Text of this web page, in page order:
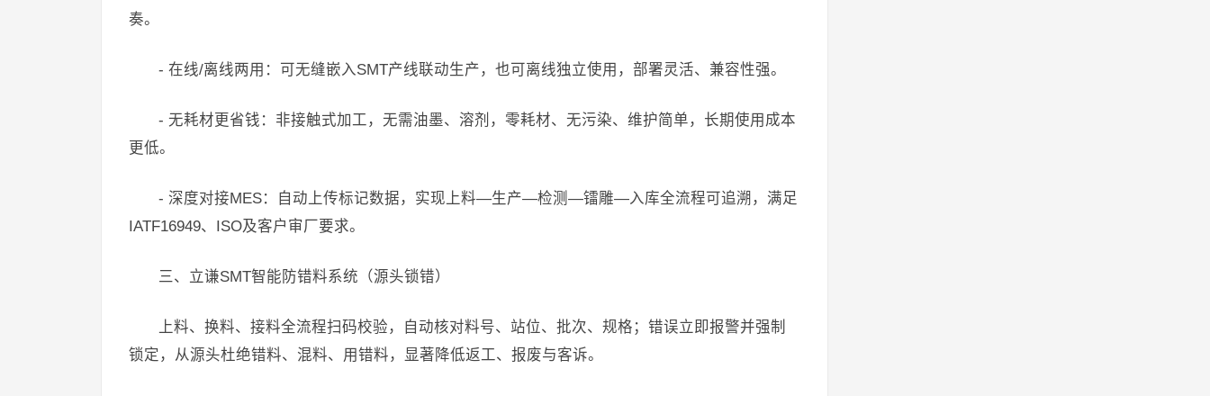
奏。
- 在线/离线两用：可无缝嵌入SMT产线联动生产，也可离线独立使用，部署灵活、兼容性强。
- 无耗材更省钱：非接触式加工，无需油墨、溶剂，零耗材、无污染、维护简单，长期使用成本
更低。
- 深度对接MES：自动上传标记数据，实现上料—生产—检测—镭雕—入库全流程可追溯，满足
IATF16949、ISO及客户审厂要求。
三、立谦SMT智能防错料系统（源头锁错）
上料、换料、接料全流程扫码校验，自动核对料号、站位、批次、规格；错误立即报警并强制
锁定，从源头杜绝错料、混料、用错料，显著降低返工、报废与客诉。